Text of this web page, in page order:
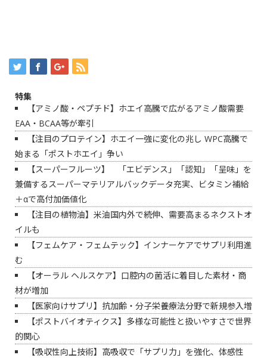
特集
【アミノ酸・ペプチド】ホエイ高騰で広がるアミノ酸需要
EAA・BCAA等が牽引
【注目のプロテイン】ホエイ一強に変化の兆し WPC高騰で
始まる「ポストホエイ」争い
【スーパーフルーツ】 「エビデンス」「認知」「呈味」を
兼備するスーパーマテリアルバックデータ充実、ビタミン補給
＋αで高付加価値化
【注目の植物油】米油国内外で続伸、需要高まるネクストオ
イルも
【フェムケア・フェムテック】インナーケアでサプリ利用進
む
【オーラル ヘルスケア】口腔内の菌活に着目した素材・商
材が増加
【医家向けサプリ】抗加齢・分子栄養療法分野で新規参入増
【ポストバイオティクス】多様な可能性と扱いやすさで世界
的関心
【吸収性向上技術】高吸収で「サプリ力」を強化、体感性